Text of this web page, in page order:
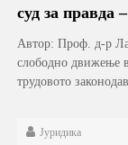
суд за правда –
Автор: Проф. д-р
слободно движење
трудовото
Јуридика